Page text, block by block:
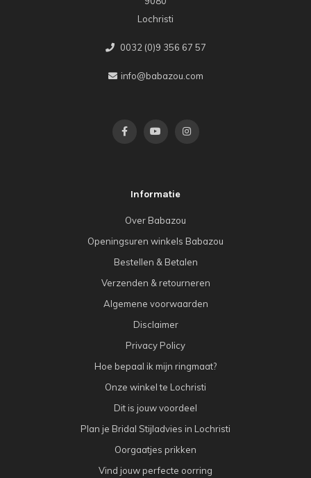
Lochristi
0032 (0)9 356 67 57
info@babazou.com
Informatie
Over Babazou
Openingsuren winkels Babazou
Bestellen & Betalen
Verzenden & retourneren
Algemene voorwaarden
Disclaimer
Privacy Policy
Hoe bepaal ik mijn ringmaat?
Onze winkel te Lochristi
Dit is jouw voordeel
Plan je Bridal Stijladvies in Lochristi
Oorgaatjes prikken
Vind jouw perfecte oorring